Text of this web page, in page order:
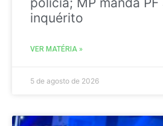
inquérito
VER MATÉRIA »
5 de agosto de 2026